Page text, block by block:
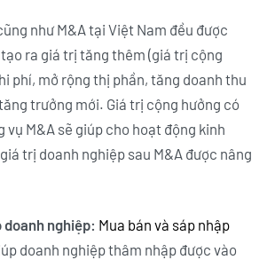
như M&A tại Việt Nam đều được
ra giá trị tăng thêm (giá trị cộng
phí, mở rộng thị phần, tăng doanh thu
trưởng mới. Giá trị cộng hưởng có
vụ M&A sẽ giúp cho hoạt động kinh
trị doanh nghiệp sau M&A được nâng
doanh nghiệp: Mua bán và sáp nhập
doanh nghiệp thâm nhập được vào